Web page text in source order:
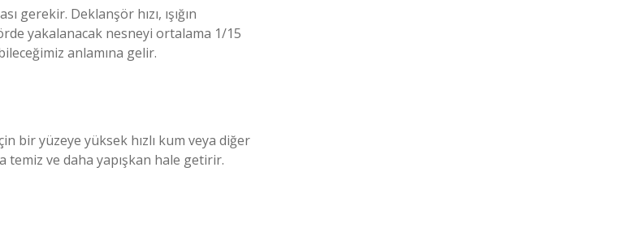
gerekir. Deklanşör hızı, ışığın
yakalanacak nesneyi ortalama 1/15
anlamına gelir.
bir yüzeye yüksek hızlı kum veya diğer
temiz ve daha yapışkan hale getirir.